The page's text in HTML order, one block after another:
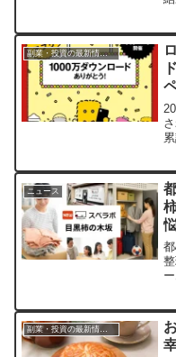
副業・投資の最新情報まとめ
ニュース
副業・投資の最新情報まとめ